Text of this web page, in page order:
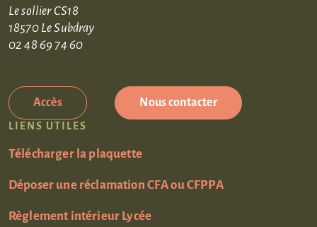
Le sollier CS18
18570 Le Subdray
02 48 69 74 60
Accès Nous contacter
LIENS UTILES
Télécharger la plaquette
Déposer une réclamation CFA ou CFPPA
Règlement intérieur Lycée